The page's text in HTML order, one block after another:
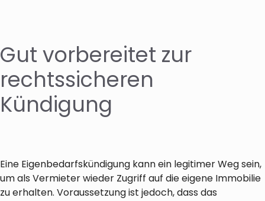
Gut vorbereitet zur
rechtssicheren
Kündigung
Eine Eigenbedarfskündigung kann ein legitimer Weg sein,
um als Vermieter wieder Zugriff auf die eigene Immobilie
zu erhalten. Voraussetzung ist jedoch, dass das